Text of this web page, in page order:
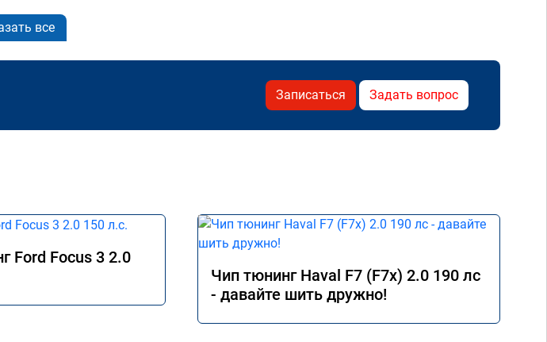
все
Записаться Задать вопрос
Ford Focus 3 2.0
Чип тюнинг Haval F7 (F7x) 2.0 190 лс
- давайте шить дружно!